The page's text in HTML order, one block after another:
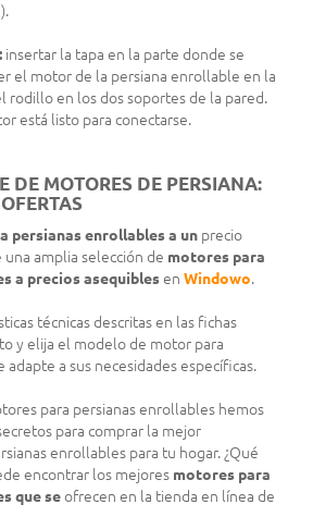
insertar la tapa en la parte donde se
el motor de la persiana enrollable en la
rodillo en los dos soportes de la pared.
está listo para conectarse.
DE MOTORES DE PERSIANA:
persianas enrollables a un precio
amplia selección de motores para
a precios asequiblesen Windowo.
técnicas descritas en las fichas
y elija el modelo de motor para
adapte a sus necesidades específicas.
para persianas enrollables hemos
para comprar la mejor
enrollables para tu hogar. ¿Qué
encontrar los mejores motores para
que seofrecen en la tienda en línea de